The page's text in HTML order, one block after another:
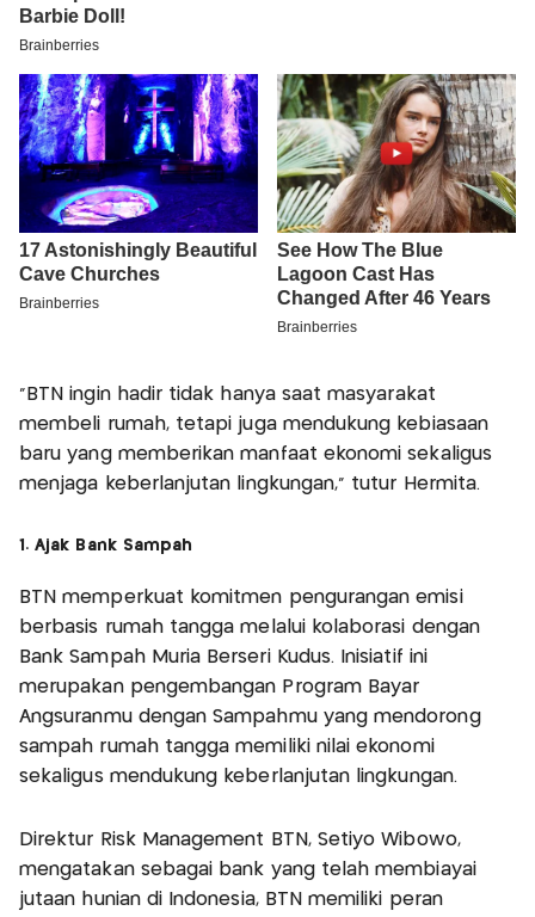
“BTN ingin hadir tidak hanya saat masyarakat
membeli rumah, tetapi juga mendukung kebiasaan
baru yang memberikan manfaat ekonomi sekaligus
menjaga keberlanjutan lingkungan,” tutur Hermita.
1. Ajak Bank Sampah
BTN memperkuat komitmen pengurangan emisi
berbasis rumah tangga melalui kolaborasi dengan
Bank Sampah Muria Berseri Kudus. Inisiatif ini
merupakan pengembangan Program Bayar
Angsuranmu dengan Sampahmu yang mendorong
sampah rumah tangga memiliki nilai ekonomi
sekaligus mendukung keberlanjutan lingkungan.
Direktur Risk Management BTN, Setiyo Wibowo,
mengatakan sebagai bank yang telah membiayai
jutaan hunian di Indonesia, BTN memiliki peran